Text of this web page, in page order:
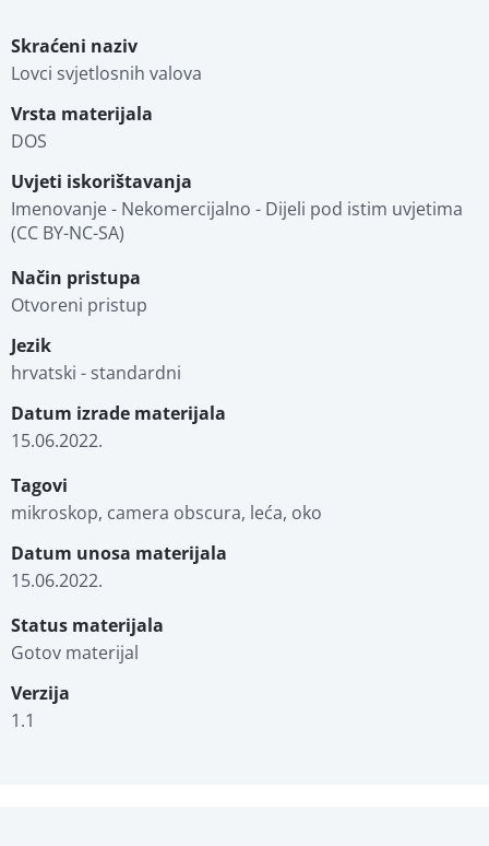
Skraćeni naziv
Lovci svjetlosnih valova
Vrsta materijala
DOS
Uvjeti iskorištavanja
Imenovanje - Nekomercijalno - Dijeli pod istim uvjetima
(CC BY-NC-SA)
Način pristupa
Otvoreni pristup
Jezik
hrvatski - standardni
Datum izrade materijala
15.06.2022.
Tagovi
mikroskop, camera obscura, leća, oko
Datum unosa materijala
15.06.2022.
Status materijala
Gotov materijal
Verzija
1.1